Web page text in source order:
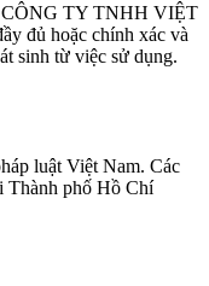
CÔNG TY TNHH VIỆT
đủ hoặc chính xác và
sinh từ việc sử dụng.
luật Việt Nam. Các
Thành phố Hồ Chí